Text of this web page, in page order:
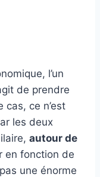
l’un
de prendre
cas, ce n’est
les deux
autour de
en fonction de
une énorme